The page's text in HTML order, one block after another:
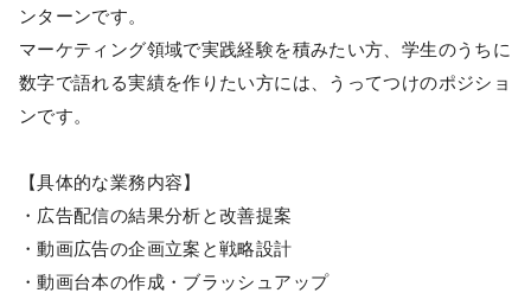
ンターンです。
マーケティング領域で実践経験を積みたい方、学生のうちに
数字で語れる実績を作りたい方には、うってつけのポジショ
ンです。
【具体的な業務内容】
・広告配信の結果分析と改善提案
・動画広告の企画立案と戦略設計
・動画台本の作成・ブラッシュアップ